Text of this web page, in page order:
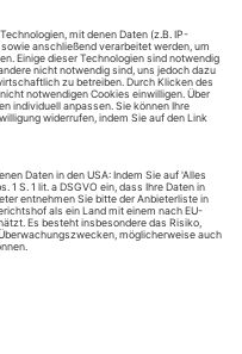
und dem Jahrbuch im
Archiv von Theater
ePaper als auch
auf www.der-
zur App auf Anfrage.
von einem Monat und
Monat, sofern
„Mein Konto/Meine
gekündigt